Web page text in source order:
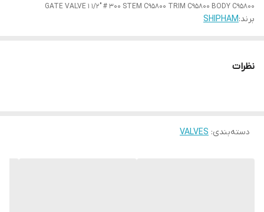
GATE VALVE 1 1/2" # 300 STEM C95800 TRIM C95800 BODY C95800
برند:SHIPHAM
نظرات
دسته‌بندی:
VALVES